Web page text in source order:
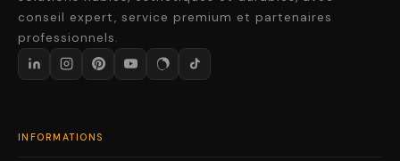
conseil expert, service premium et partenaires
professionnels.
INFORMATIONS